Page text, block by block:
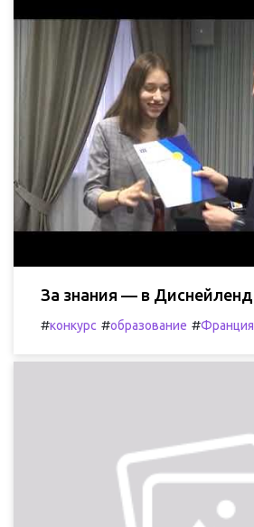
За знания — в Диснейленд
#конкурс #образование #Франция